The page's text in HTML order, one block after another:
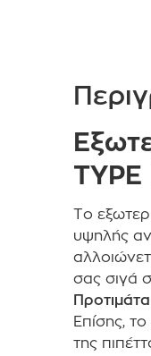
Το
υψηλής
σας σιγά
Επίσης,
της